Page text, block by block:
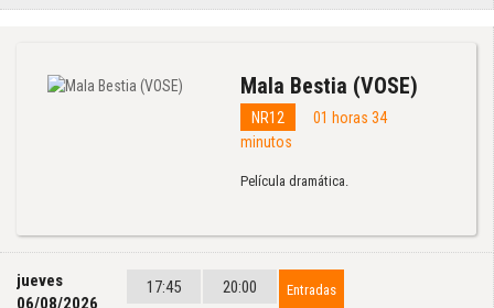
Mala Bestia (VOSE)
NR12
01 horas 34
minutos
Película dramática.
jueves
06/08/2026
17:45 20:00 Entradas